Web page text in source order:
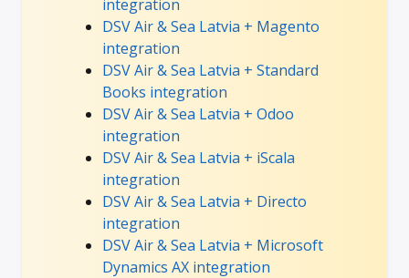
integration
DSV Air & Sea Latvia + Magento
integration
DSV Air & Sea Latvia + Standard
Books integration
DSV Air & Sea Latvia + Odoo
integration
DSV Air & Sea Latvia + iScala
integration
DSV Air & Sea Latvia + Directo
integration
DSV Air & Sea Latvia + Microsoft
Dynamics AX integration